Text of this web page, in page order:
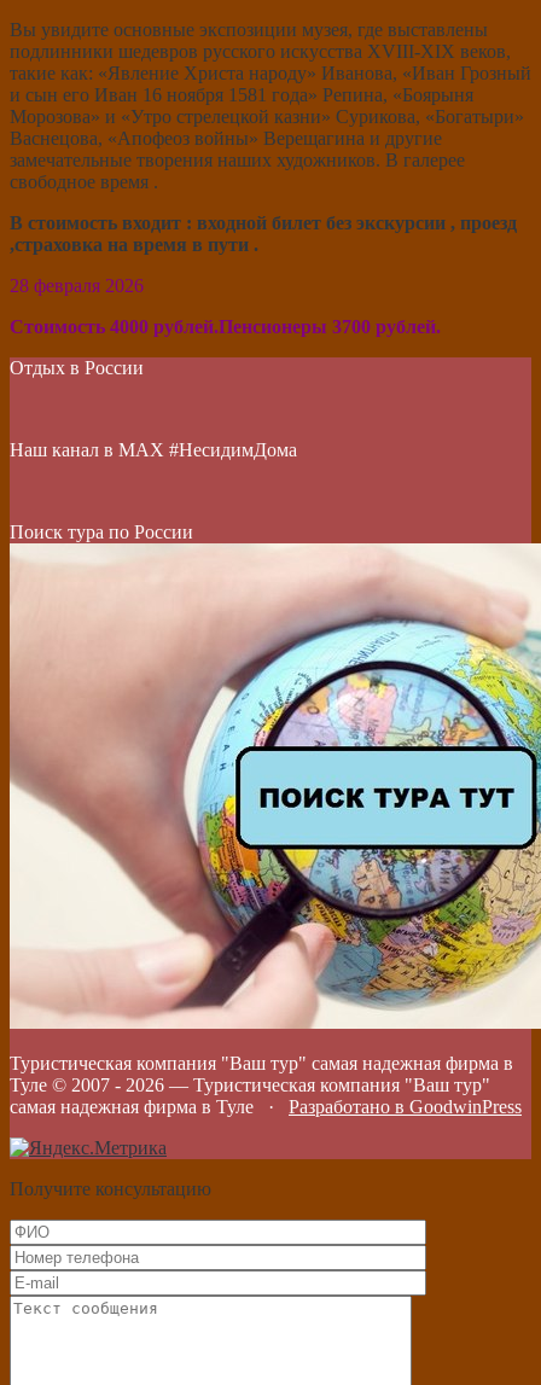
Вы увидите основные экспозиции музея, где выставлены
подлинники шедевров русского искусства XVIII-XIX веков,
такие как: «Явление Христа народу» Иванова, «Иван Грозный
и сын его Иван 16 ноября 1581 года» Репина, «Боярыня
Морозова» и «Утро стрелецкой казни» Сурикова, «Богатыри»
Васнецова, «Апофеоз войны» Верещагина и другие
замечательные творения наших художников. В галерее
свободное время .
В стоимость входит : входной билет без экскурсии , проезд
,страховка на время в пути .
28 февраля 2026
Стоимость 4000 рублей.Пенсионеры 3700 рублей.
Отдых в России
Наш канал в МАХ #НесидимДома
Поиск тура по России
Туристическая компания "Ваш тур" самая надежная фирма в
Туле © 2007 - 2026 — Туристическая компания "Ваш тур"
самая надежная фирма в Туле · Разработано в GoodwinPress
Получите консультацию